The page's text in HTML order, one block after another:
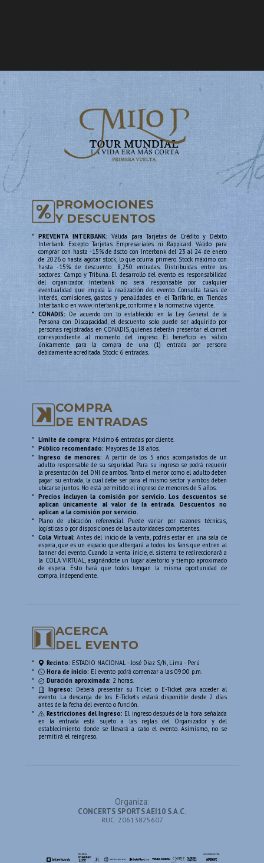
también ha destacado por
latina como Nicki Nicole, Wos, Bizarrap, Nito NB y YSY A,
reafirmando su lugar dentro de la nueva generación que
está marcando el rumbo del sonido urbano en español.
Con una propuesta honesta, una identidad sólida y un
crecimiento constante a nivel internacional, la llegada de
destacados del año. La venta de entradas se realizará a
través de Teleticket, con una preventa exclusiva los días
viernes y sábado, que contará con un 15% de descuento
para pagos con tarjetas Interbank.
PROMOCIONES
Y DESCUENTOS
* PREVENTA INTERBANK: Válida para Tarjetas de Crédito y Débito
Interbank. Excepto Tarjetas Empresariales ni Rappicard. Válido para
comprar con hasta -15% de dscto con Interbank del 23 al 24 de enero
de 2026 o hasta agotar stock, lo que ocurra primero. Stock máximo con
hasta -15% de descuento: 8,250 entradas. Distribuidas entre los
sectores: Campo y Tribuna. El desarrollo del evento es responsabilidad
del organizador. Interbank no será responsable por cualquier
eventualidad que impida la realización del evento. Consulta tasas de
interés, comisiones, gastos y penalidades en el Tarifario, en Tiendas
Interbank o en www.interbank.pe, conforme a la normativa vigente.
* CONADIS: De acuerdo con lo establecido en la Ley General de la
Persona con Discapacidad, el descuento solo puede ser adquirido por
personas registradas en CONADIS, quienes deberán presentar el carnet
correspondiente al momento del ingreso. El beneficio es válido
únicamente para la compra de una (1) entrada por persona
debidamente acreditada. Stock: 6 entradas.
COMPRA
DE ENTRADAS
* Límite de compra: Máximo6 entradas por cliente.
* Público recomendado: Mayores de 18 años.
* Ingreso de menores: A partir de los 5 años acompañados de un
adulto responsable de su seguridad. Para su ingreso se podrá requerir
la presentación del DNI de ambos. Tanto el menor como el adulto deben
pagar su entrada, la cual debe ser para el mismo sector y ambos deben
ubicarse juntos. No está permitido el ingreso de menores de 5 años.
* Precios incluyen la comisión por servicio. Los descuentos se
aplican únicamente al valor de la entrada. Descuentos no
aplican a la comisión por servicio.
* Plano de ubicación referencial. Puede variar por razones técnicas,
logísticas o por disposiciones de las autoridades competentes.
* Cola Virtual: Antes del inicio de la venta, podrás estar en una sala de
espera, que es un espacio que albergará a todos los fans que entren al
banner del evento. Cuando la venta inicie, el sistema te redireccionará a
la COLA VIRTUAL, asignándote un lugar aleatorio y tiempo aproximado
de espera. Esto hará que todos tengan la misma oportunidad de
compra, independiente.
ACERCA
DEL EVENTO
* Recinto: ESTADIO NACIONAL - José Diaz S/N, Lima - Perú
*
Hora de inicio: El evento podrá comenzar a las 09:00 p.m.
*
Duración aproximada: 2 horas.
*
Ingreso: Deberá presentar su Ticket o E-Ticket para acceder al
evento. La descarga de los E-Tickets estará disponible desde 2 días
antes de la fecha del evento o función.
*
Restricciones del Ingreso: El ingreso después de la hora señalada
en la entrada está sujeto a las reglas del Organizador y del
establecimiento donde se llevará a cabo el evento. Asimismo, no se
permitirá el reingreso.
Organiza:
CONCERTS SPORTS AEI10 S.A.C.
RUC: 20613825607